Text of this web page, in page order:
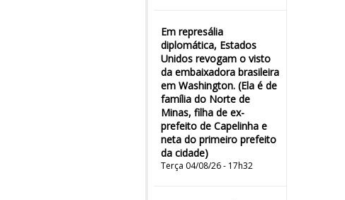
Em represália
diplomática, Estados
Unidos revogam o visto
da embaixadora brasileira
em Washington. (Ela é de
família do Norte de
Minas, filha de ex-
prefeito de Capelinha e
neta do primeiro prefeito
da cidade)
Terça 04/08/26 - 17h32